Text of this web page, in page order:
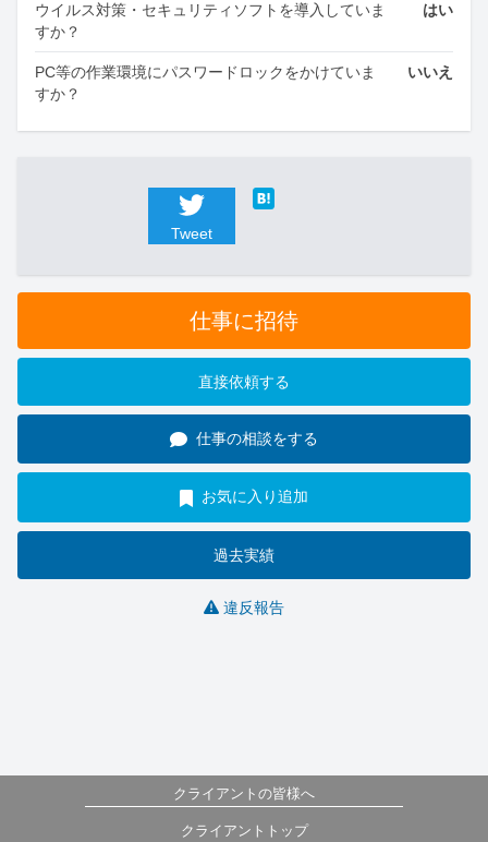
ウイルス対策・セキュリティソフトを導入していま
すか？
はい
PC等の作業環境にパスワードロックをかけていま
すか？
いいえ
Tweet
仕事に招待
直接依頼する
仕事の相談をする
お気に入り追加
過去実績
違反報告
クライアントの皆様へ
クライアントトップ